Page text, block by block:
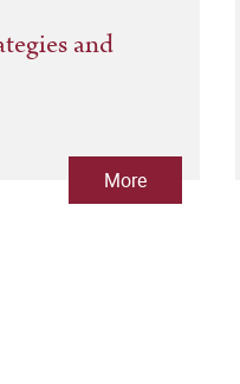
and
More